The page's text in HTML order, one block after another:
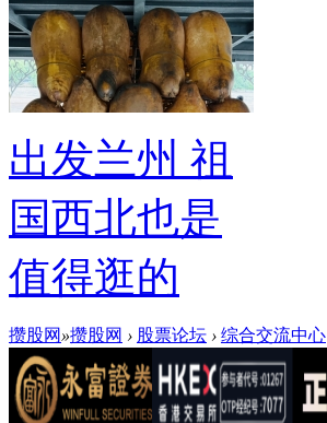
出发兰州 祖
国西北也是
值得逛的
攒股网 »攒股网 › 股票论坛 › 综合交流中心